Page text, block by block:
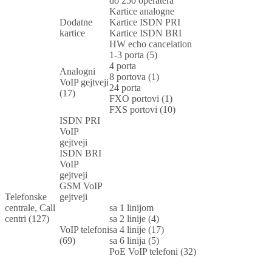
Telefonske
centrale, Call
centri (127)
Dodatne
kartice
Kartice analogne
Kartice ISDN PRI
Kartice ISDN BRI
HW echo cancelation
Analogni
VoIP gejtveji
(17)
1-3 porta (5)
4 porta
8 portova (1)
24 porta
FXO portovi (1)
FXS portovi (10)
ISDN PRI
VoIP
gejtveji
ISDN BRI
VoIP
gejtveji
GSM VoIP
gejtveji
VoIP telefoni
(69)
sa 1 linijom
sa 2 linije (4)
sa 4 linije (17)
sa 6 linija (5)
PoE VoIP telefoni (32)